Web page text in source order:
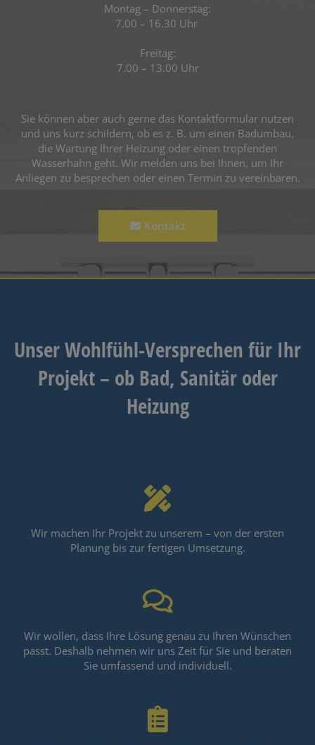
Montag – Donnerstag:
7.00 – 16.30 Uhr
Freitag:
7.00 – 13.00 Uhr
Sie können aber auch gerne das Kontaktformular nutzen
und uns kurz schildern, ob es z. B. um einen Badumbau,
die Wartung Ihrer Heizung oder einen tropfenden
Wasserhahn geht. Wir melden uns bei Ihnen, um Ihr
Anliegen zu besprechen oder einen Termin zu vereinbaren.
Kontakt
Unser Wohlfühl-Versprechen für Ihr
Projekt ­­­­– ob Bad, Sanitär oder
Heizung
Wir machen Ihr Projekt zu unserem – von der ersten
Planung bis zur fertigen Umsetzung.
Wir wollen, dass Ihre Lösung genau zu Ihren Wünschen
passt. Deshalb nehmen wir uns Zeit für Sie und beraten
Sie umfassend und individuell.